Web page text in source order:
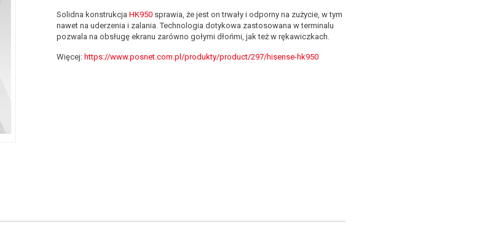
Solidna konstrukcja HK950 sprawia, że jest on trwały i odporny na zużycie, w tym
nawet na uderzenia i zalania. Technologia dotykowa zastosowana w terminalu
pozwala na obsługę ekranu zarówno gołymi dłońmi, jak też w rękawiczkach.
Więcej: https://www.posnet.com.pl/produkty/product/297/hisense-hk950